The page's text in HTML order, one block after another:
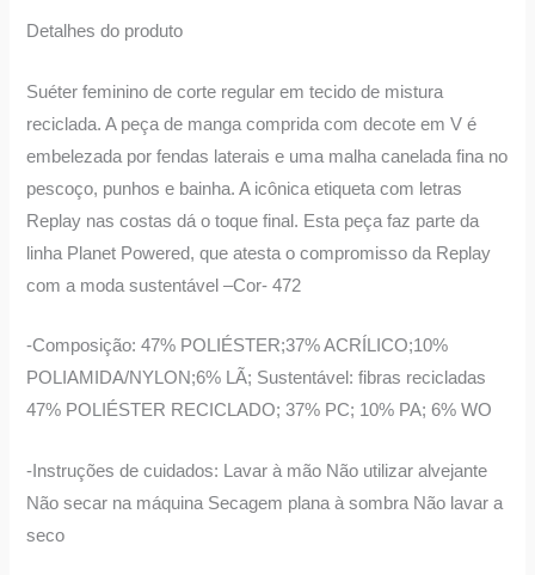
Detalhes do produto
Suéter feminino de corte regular em tecido de mistura
reciclada. A peça de manga comprida com decote em V é
embelezada por fendas laterais e uma malha canelada fina no
pescoço, punhos e bainha. A icônica etiqueta com letras
Replay nas costas dá o toque final. Esta peça faz parte da
linha Planet Powered, que atesta o compromisso da Replay
com a moda sustentável –Cor- 472
-Composição: 47% POLIÉSTER;37% ACRÍLICO;10%
POLIAMIDA/NYLON;6% LÃ; Sustentável: fibras recicladas
47% POLIÉSTER RECICLADO; 37% PC; 10% PA; 6% WO
-Instruções de cuidados: Lavar à mão Não utilizar alvejante
Não secar na máquina Secagem plana à sombra Não lavar a
seco